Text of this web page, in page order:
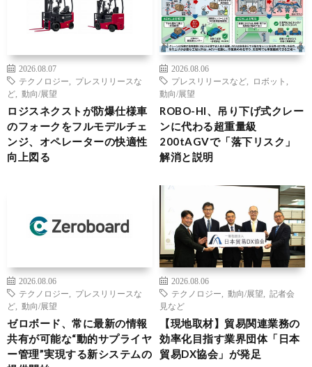
2026.08.07
テクノロジー
プレスリリースな
ど
動向/展望
ロジスネクストが防爆仕様車
のフォークをフルモデルチェ
ンジ、オペレーターの快適性
向上図る
2026.08.06
プレスリリースなど
ロボット
動向/展望
ROBO-HI、吊り下げ式クレー
ンに代わる超重量級
200tAGVで「落下リスク」
解消と説明
2026.08.06
テクノロジー
プレスリリースな
ど
動向/展望
ゼロボード、常に最新の情報
共有が可能な“動的サプライヤ
ー管理”実現する新システムの
2026.08.06
テクノロジー
動向/展望
記者会
見など
【現地取材】貿易関連業務の
効率化目指す業界団体「日本
貿易DX協会」が発足